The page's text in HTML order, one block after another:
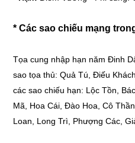
* Các sao chiếu mạng
Tọa cung nhập hạn năm Đinh
sao tọa thủ: Quả Tú, Điếu
các sao chiếu hạn: Lộc Tồn,
Mã, Hoa Cái, Đào Hoa, Cô
Loan, Long Trì, Phượng Các,